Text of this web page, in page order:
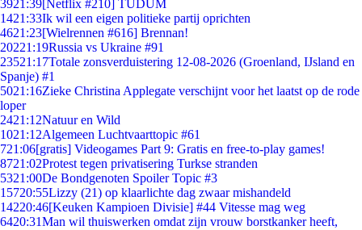
3921:39[Netflix #210] TUDUM
1421:33Ik wil een eigen politieke partij oprichten
4621:23[Wielrennen #616] Brennan!
20221:19Russia vs Ukraine #91
23521:17Totale zonsverduistering 12-08-2026 (Groenland, IJsland en
Spanje) #1
5021:16Zieke Christina Applegate verschijnt voor het laatst op de rode
loper
2421:12Natuur en Wild
1021:12Algemeen Luchtvaarttopic #61
721:06[gratis] Videogames Part 9: Gratis en free-to-play games!
8721:02Protest tegen privatisering Turkse stranden
5321:00De Bondgenoten Spoiler Topic #3
15720:55Lizzy (21) op klaarlichte dag zwaar mishandeld
14220:46[Keuken Kampioen Divisie] #44 Vitesse mag weg
6420:31Man wil thuiswerken omdat zijn vrouw borstkanker heeft,